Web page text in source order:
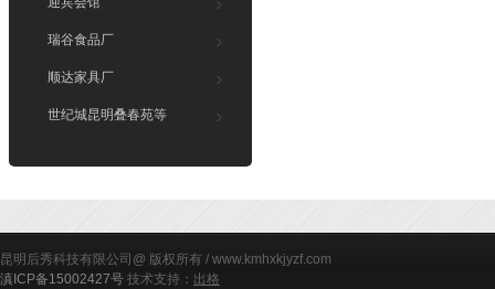
瑞谷食品厂
顺达家具厂
世纪城昆明叠春苑等
昆明后秀科技有限公司@ 版权所有 / www.kmhxkjyzf.com
滇ICP备15002427号 技术支持： 出格